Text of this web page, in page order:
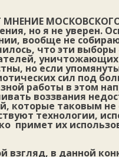
МНЕНИЕ
но я не уверен.
вообще не
что эти
но если
сил под
работы в этом
воззвания
которые таковым не
технологии,
примет их
взгляд, в данной